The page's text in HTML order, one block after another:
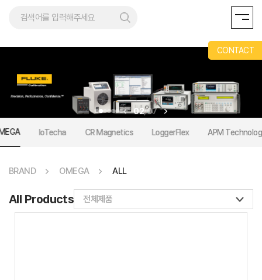
02/07
IoTecha CR Magnetics LoggerFlex APM
BRAND OMEGA ALL
All Products 전체제품
CONTACT